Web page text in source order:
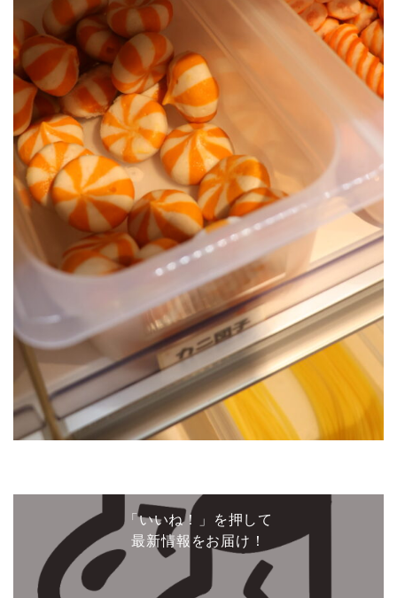
「いいね！」を押して
最新情報をお届け！